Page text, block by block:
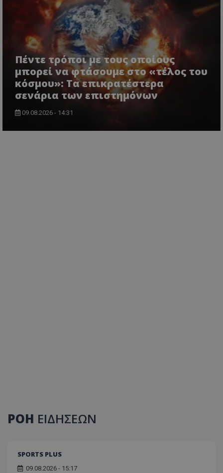
Πέντε τρόποι με τους οποίους
μπορεί να φτάσουμε στο «τέλος του
κόσμου»: Τα επικρατέστερα
σενάρια των επιστημόνων
09.08.2026 - 14:31
ΡΟΗ ΕΙΔΗΣΕΩΝ
SPORTS PLUS
09.08.2026 - 15:17